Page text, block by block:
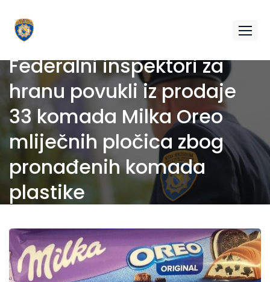
Federalni inspektori za
hranu povukli iz prodaje
33 komada Milka Oreo
mliječnih pločica zbog
pronađenih komada
plastike